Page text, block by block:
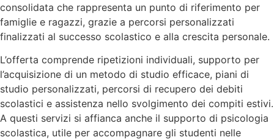
consolidata che rappresenta un punto di riferimento per
famiglie e ragazzi, grazie a percorsi personalizzati
finalizzati al successo scolastico e alla crescita personale.
L’offerta comprende ripetizioni individuali, supporto per
l’acquisizione di un metodo di studio efficace, piani di
studio personalizzati, percorsi di recupero dei debiti
scolastici e assistenza nello svolgimento dei compiti estivi.
A questi servizi si affianca anche il supporto di psicologia
scolastica, utile per accompagnare gli studenti nelle